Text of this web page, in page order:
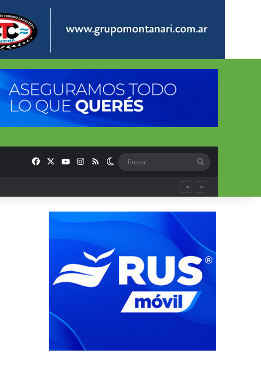
FacebookYouTubeInstagram
RSS Switch skin